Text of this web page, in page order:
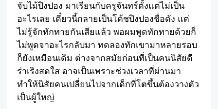
จับไม้ปิงปอง มาเรียนกับครูจันทร์ตั้งแต่ไม่เป็น
อะไรเลย เดี๋ยวนี้กลายเป็นโค้ชปิงปองชื่อดัง แต่
ไม่รู้จักทักทายกันเสียแล้ว พอผมพูดทักทายด้วยก็
ไม่พูดจาอะไรกลับมา ทดลองทักเขามาหลายรอบ
ก็ยังเหมือนเดิม ต่างจากสมัยก่อนที่เป็นคนนิสัยดี
ร่าเริงสดใส อาจเป็นเพราะช่วงเวลาที่ผ่านมา
ทำให้นิสัยคนเปลี่ยนไปจากเด็กที่โตขึ้นต้องวางตัว
เป็นผู้ใหญ่